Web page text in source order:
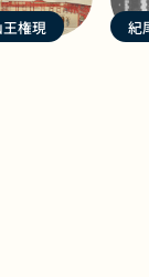
王権現 紀